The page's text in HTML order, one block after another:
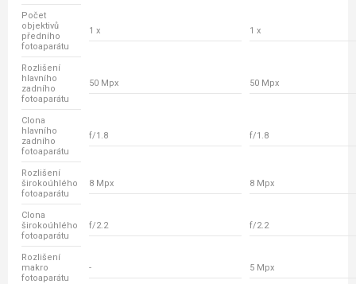
Počet
objektivů
předního
fotoaparátu
1 x 1 x
Rozlišení
hlavního
zadního
fotoaparátu
50 Mpx 50 Mpx
Clona
hlavního
zadního
fotoaparátu
f/1.8 f/1.8
Rozlišení
širokoúhlého
fotoaparátu
8 Mpx 8 Mpx
Clona
širokoúhlého
fotoaparátu
f/2.2 f/2.2
Rozlišení
makro
fotoaparátu
- 5 Mpx